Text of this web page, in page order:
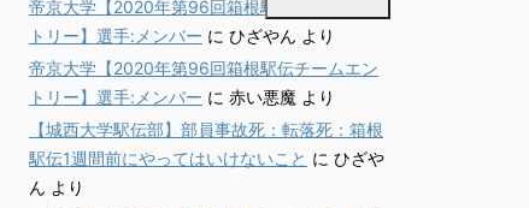
帝京大学【2020年第96回箱根駅伝チームエン
トリー】選手:メンバー に ひざやん より
帝京大学【2020年第96回箱根駅伝チームエン
トリー】選手:メンバー に 赤い悪魔 より
【城西大学駅伝部】部員事故死：転落死：箱根
駅伝1週間前にやってはいけないこと に ひざや
ん より